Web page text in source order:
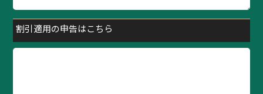
割引適用の申告はこちら